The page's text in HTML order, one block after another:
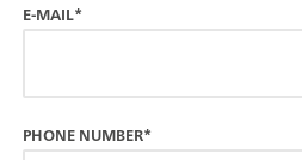
E-MAIL*
PHONE NUMBER*